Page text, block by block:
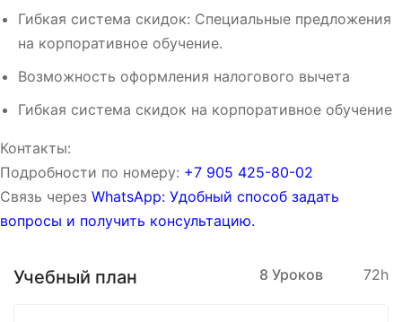
Гибкая система скидок: Специальные предложения
на корпоративное обучение.
Возможность оформления налогового вычета
Гибкая система скидок на корпоративное обучение
Контакты:
Подробности по номеру: ‪‪+7 905 425-80-02‬‬
Связь через WhatsApp: Удобный способ задать
вопросы и получить консультацию.
Учебный план 8 Уроков 72h